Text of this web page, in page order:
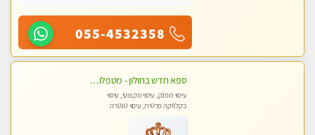
055-4532358
ספא חדש בחולון - מטפלות מקצועיות ברמה גבוהה מומלץ מאוד !!! . . highly recommended..new in the city -אין פרטים נוספים במקום -ללא מין !!
עיסוי מפנק, עיסוי מקצועי, עיסוי
בקלניקה פרטית, עיסוי טנטרה